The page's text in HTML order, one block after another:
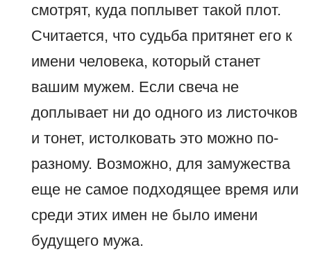
смотрят, куда поплывет такой плот.
Считается, что судьба притянет его к
имени человека, который станет
вашим мужем. Если свеча не
доплывает ни до одного из листочков
и тонет, истолковать это можно по-
разному. Возможно, для замужества
еще не самое подходящее время или
среди этих имен не было имени
будущего мужа.